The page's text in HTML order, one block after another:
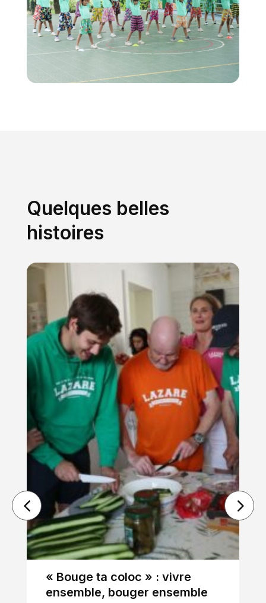
Quelques belles
histoires
« Bouge ta coloc » : vivre
ensemble, bouger ensemble